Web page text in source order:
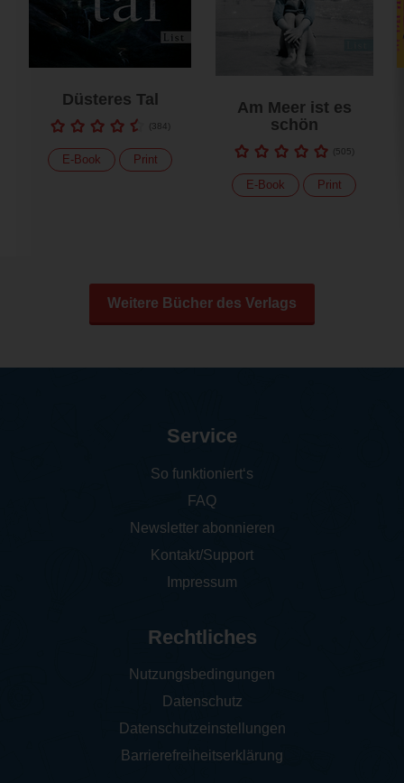
Düsteres Tal
(384)
E-Book Print
Am Meer ist es
schön
(505)
E-Book Print
Weitere Bücher des Verlags
Service
So funktioniert‘s
FAQ
Newsletter abonnieren
Kontakt/Support
Impressum
Rechtliches
Nutzungsbedingungen
Datenschutz
Datenschutzeinstellungen
Barrierefreiheitserklärung